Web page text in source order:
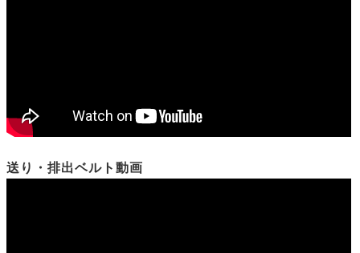
送り・排出ベルト動画